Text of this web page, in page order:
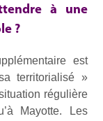
à une
?
est
territorialisé »
régulière
Mayotte. Les